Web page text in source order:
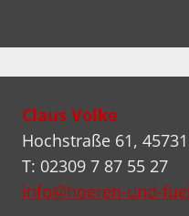
Claus Volke
Hochstraße 61,
T: 02309 7 87 55 27
info@hoeren-und-